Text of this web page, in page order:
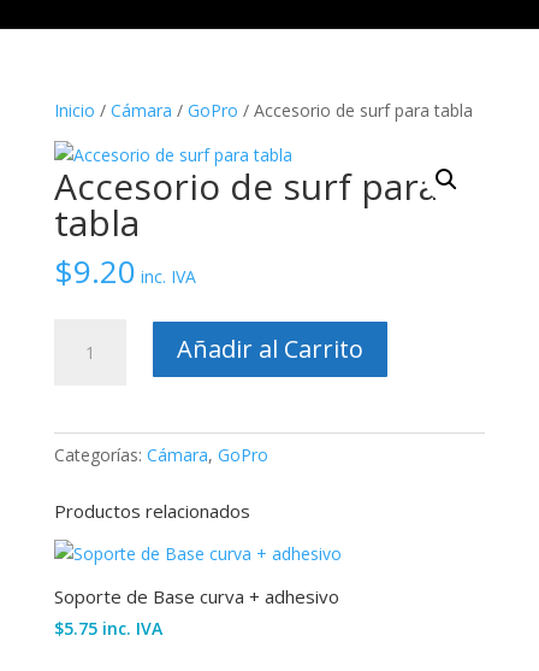
Inicio / Cámara / GoPro / Accesorio de surf para tabla
Accesorio de surf para
tabla
$9.20 inc. IVA
cantidad
Añadir al Carrito
Categorías: Cámara, GoPro
Productos relacionados
Soporte de Base curva + adhesivo
$5.75 inc. IVA